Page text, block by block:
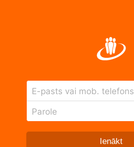
E-pasts vai mob. telefons
Parole
Ienākt